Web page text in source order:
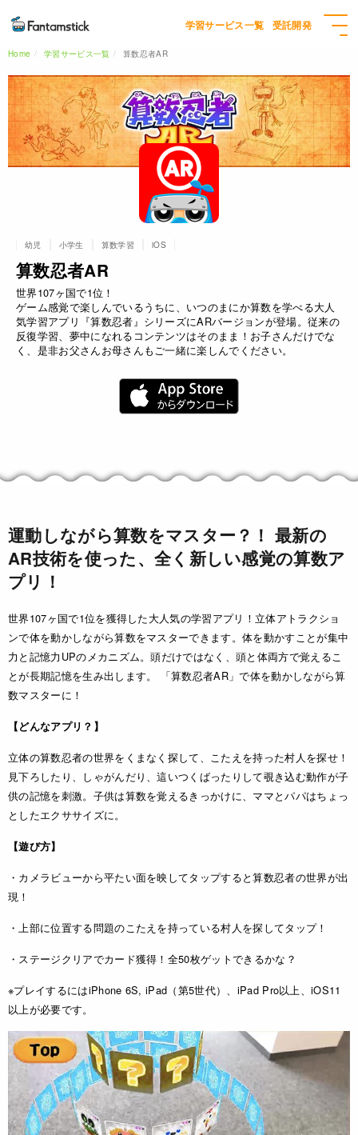
学習サービス一覧 受託開発
Home 学習サービス一覧 算数忍者AR
幼児 小学生 算数学習 iOS
算数忍者AR
世界107ヶ国で1位！
ゲーム感覚で楽しんでいるうちに、いつのまにか算数を学べる大人
気学習アプリ『算数忍者』シリーズにARバージョンが登場。従来の
反復学習、夢中になれるコンテンツはそのまま！お子さんだけでな
く、是非お父さんお母さんもご一緒に楽しんでください。
運動しながら算数をマスター？！ 最新の
AR技術を使った、全く新しい感覚の算数ア
プリ！
世界107ヶ国で1位を獲得した大人気の学習アプリ！立体アトラクショ
ンで体を動かしながら算数をマスターできます。体を動かすことが集中
力と記憶力UPのメカニズム。頭だけではなく、頭と体両方で覚えるこ
とが長期記憶を生み出します。 「算数忍者AR」で体を動かしながら算
数マスターに！
【どんなアプリ？】
立体の算数忍者の世界をくまなく探して、こたえを持った村人を探せ！
見下ろしたり、しゃがんだり、這いつくばったりして覗き込む動作が子
供の記憶を刺激。子供は算数を覚えるきっかけに、ママとパパはちょっ
としたエクササイズに。
【遊び方】
・カメラビューから平たい面を映してタップすると算数忍者の世界が出
現！
・上部に位置する問題のこたえを持っている村人を探してタップ！
・ステージクリアでカード獲得！全50枚ゲットできるかな？
※プレイするにはiPhone 6S, iPad（第5世代）、iPad Pro以上、iOS11
以上が必要です。